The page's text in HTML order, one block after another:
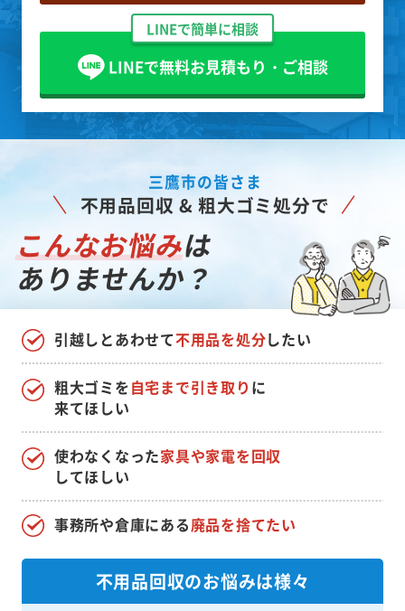
LINEで簡単に相談
LINEで無料お見積もり・ご相談
三鷹市の皆さま
不用品回収 & 粗大ゴミ処分で
こんなお悩みは
ありませんか？
引越しとあわせて不用品を処分したい
使わなくなった家具や家電を回収
してほしい
粗大ゴミを自宅まで引き取り に
来てほしい
事務所や倉庫にある廃品を捨てたい
不用品回収のお悩みは様々